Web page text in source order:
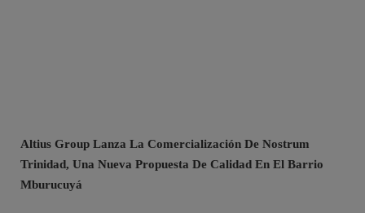
Altius Group Lanza La Comercialización De Nostrum
Trinidad, Una Nueva Propuesta De Calidad En El Barrio
Mburucuyá